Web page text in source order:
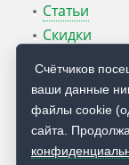
Статьи
Скидки
Блог
© 2009 —
Счётчиков
ваши данные
файлы cookie
сайта.